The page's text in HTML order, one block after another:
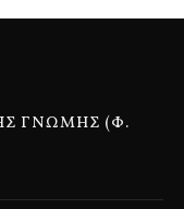
ΓΝΩΜΗΣ (Φ.